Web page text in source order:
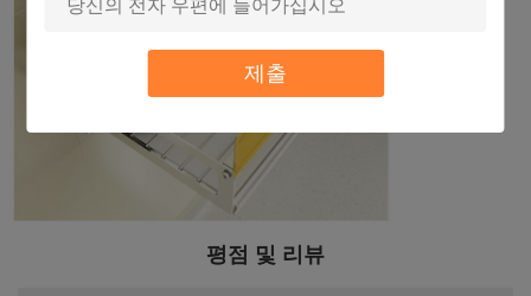
제출
평점 및 리뷰